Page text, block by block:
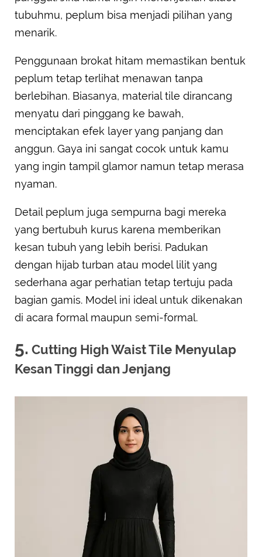
tubuhmu, peplum bisa menjadi pilihan yang
menarik.
Penggunaan brokat hitam memastikan bentuk
peplum tetap terlihat menawan tanpa
berlebihan. Biasanya, material tile dirancang
menyatu dari pinggang ke bawah,
menciptakan efek layer yang panjang dan
anggun. Gaya ini sangat cocok untuk kamu
yang ingin tampil glamor namun tetap merasa
nyaman.
Detail peplum juga sempurna bagi mereka
yang bertubuh kurus karena memberikan
kesan tubuh yang lebih berisi. Padukan
dengan hijab turban atau model lilit yang
sederhana agar perhatian tetap tertuju pada
bagian gamis. Model ini ideal untuk dikenakan
di acara formal maupun semi-formal.
5. Cutting High Waist Tile Menyulap
Kesan Tinggi dan Jenjang